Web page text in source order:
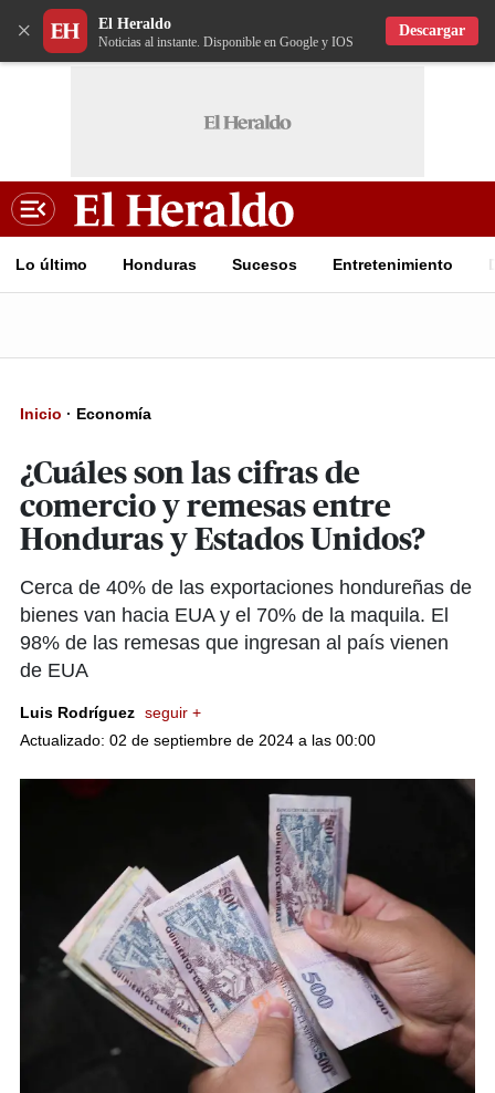
× El Heraldo
Noticias al instante. Disponible en Google y IOS
Descargar
Lo último Honduras Sucesos Entretenimiento
Inicio · Economía
¿Cuáles son las cifras de
comercio y remesas entre
Honduras y Estados Unidos?
Cerca de 40% de las exportaciones hondureñas de
bienes van hacia EUA y el 70% de la maquila. El
98% de las remesas que ingresan al país vienen
de EUA
Luis Rodríguez seguir +
Actualizado: 02 de septiembre de 2024 a las 00:00